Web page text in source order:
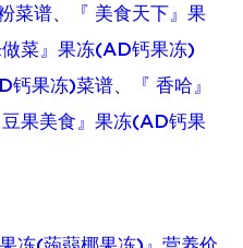
菜谱、
『 美食天下』果
做菜』果冻(AD钙果冻)
钙果冻)菜谱、
『 香哈』
豆果美食』果冻(AD钙果